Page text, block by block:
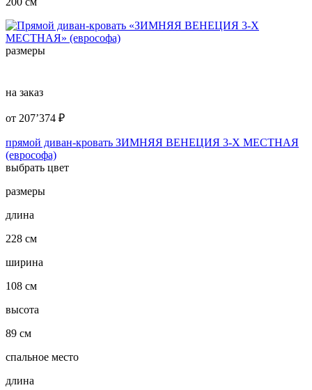
размеры
на заказ
от 207’374 ₽
прямой диван-кровать ЗИМНЯЯ ВЕНЕЦИЯ 3-Х МЕСТНАЯ
(еврософа)
выбрать цвет
размеры
длина
228 см
ширина
108 см
высота
89 см
спальное место
длина